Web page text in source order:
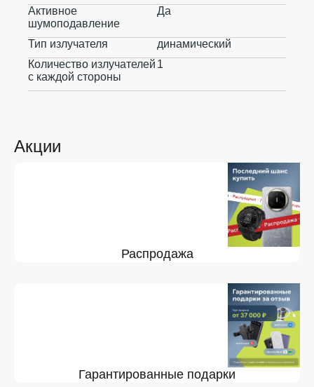
Акции
Распродажа
Гарантированные подарки
Активное
шумоподавление
Да
Тип излучателя
динамический
Количество излучателей
с каждой стороны
1